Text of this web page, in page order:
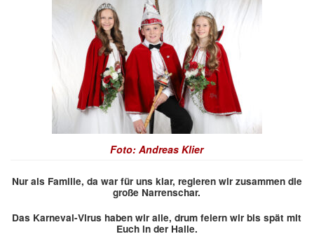
Foto: Andreas Klier
Nur als Familie, da war für uns klar, regieren wir zusammen die
große Narrenschar.
Das Karneval-Virus haben wir alle, drum feiern wir bis spät mit
Euch in der Halle.